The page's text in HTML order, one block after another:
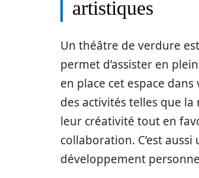
artistiques
Un théâtre de verdure
permet d’assister en
en place cet espace
des activités telles que
leur créativité tout en
collaboration. C’est
développement